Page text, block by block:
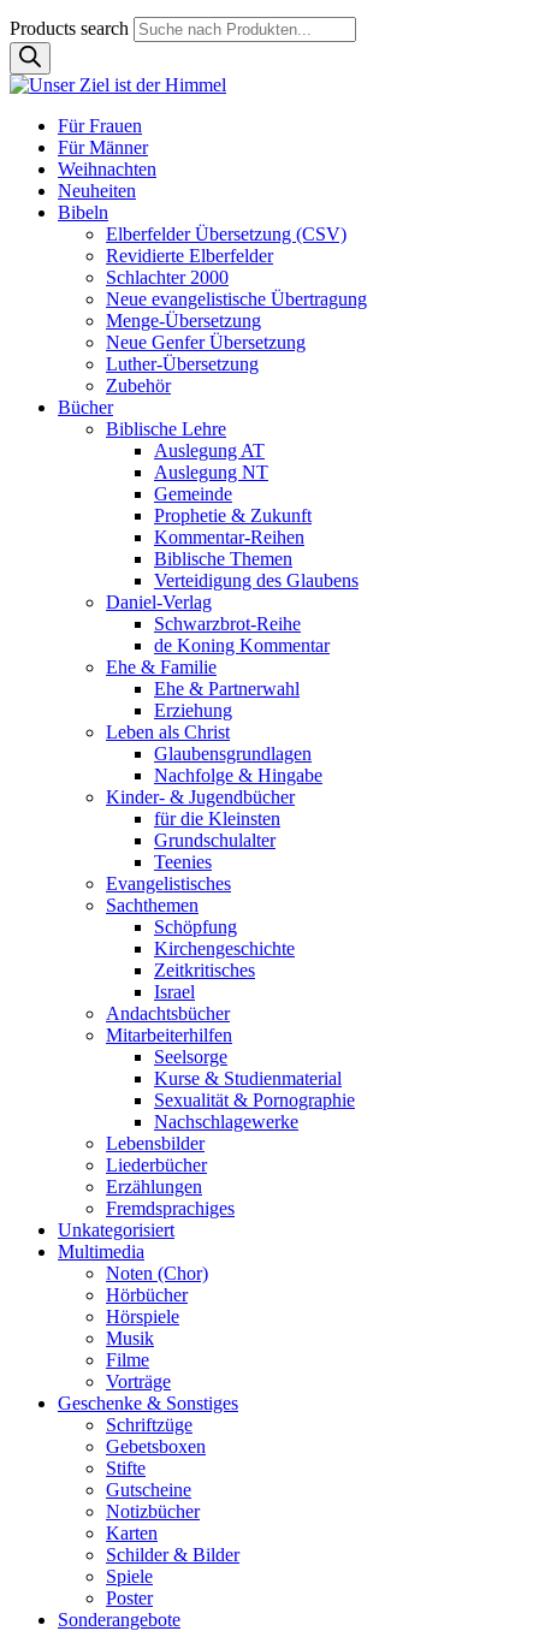
Products search
Für Frauen
Für Männer
Weihnachten
Neuheiten
Bibeln
Elberfelder Übersetzung (CSV)
Revidierte Elberfelder
Schlachter 2000
Neue evangelistische Übertragung
Menge-Übersetzung
Neue Genfer Übersetzung
Luther-Übersetzung
Zubehör
Bücher
Biblische Lehre
Auslegung AT
Auslegung NT
Gemeinde
Prophetie & Zukunft
Kommentar-Reihen
Biblische Themen
Verteidigung des Glaubens
Daniel-Verlag
Schwarzbrot-Reihe
de Koning Kommentar
Ehe & Familie
Ehe & Partnerwahl
Erziehung
Leben als Christ
Glaubensgrundlagen
Nachfolge & Hingabe
Kinder- & Jugendbücher
für die Kleinsten
Grundschulalter
Teenies
Evangelistisches
Sachthemen
Schöpfung
Kirchengeschichte
Zeitkritisches
Israel
Andachtsbücher
Mitarbeiterhilfen
Seelsorge
Kurse & Studienmaterial
Sexualität & Pornographie
Nachschlagewerke
Lebensbilder
Liederbücher
Erzählungen
Fremdsprachiges
Unkategorisiert
Multimedia
Noten (Chor)
Hörbücher
Hörspiele
Musik
Filme
Vorträge
Geschenke & Sonstiges
Schriftzüge
Gebetsboxen
Stifte
Gutscheine
Notizbücher
Karten
Schilder & Bilder
Spiele
Poster
Sonderangebote